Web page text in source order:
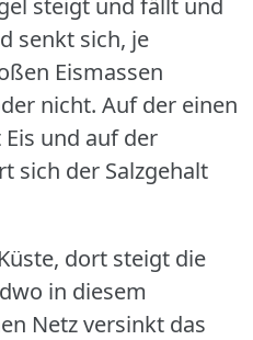
senkt sich, je
Eismassen
nicht. Auf der einen
und auf der
sich der Salzgehalt
dort steigt die
in diesem
Netz versinkt das